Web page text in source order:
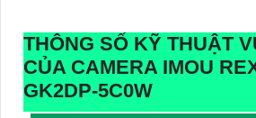
THÔNG SỐ KỸ THUẬT
CỦA CAMERA IMOU
GK2DP-5C0W